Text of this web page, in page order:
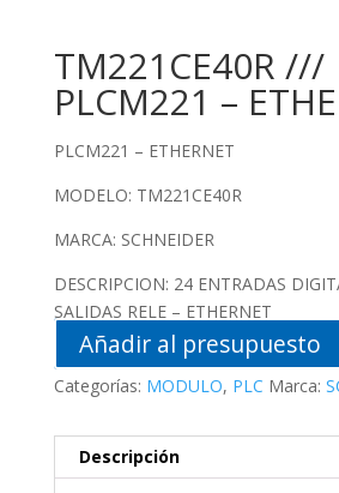
TM221CE40R ///
PLCM221 –
PLCM221 – ETHERNET
MODELO: TM221CE40R
MARCA: SCHNEIDER
DESCRIPCION: 24 ENTRADAS
SALIDAS RELE – ETHERNET
Añadir al presupuesto
Categorías: MODULO, PLC Marca:
Descripción